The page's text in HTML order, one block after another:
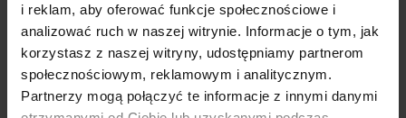
i reklam, aby oferować funkcje społecznościowe i
analizować ruch w naszej witrynie. Informacje o tym, jak
korzystasz z naszej witryny, udostępniamy partnerom
społecznościowym, reklamowym i analitycznym.
Partnerzy mogą połączyć te informacje z innymi danymi
wzorów drewna, ale równie dobrze
komponują się z blatem lakierowanym w
jednolitym kolorze lub matowym akrylowym.
Uchwyt Tulip Sosa jest bardzo popularny w
kuchni lub przedpokoju, ale możesz